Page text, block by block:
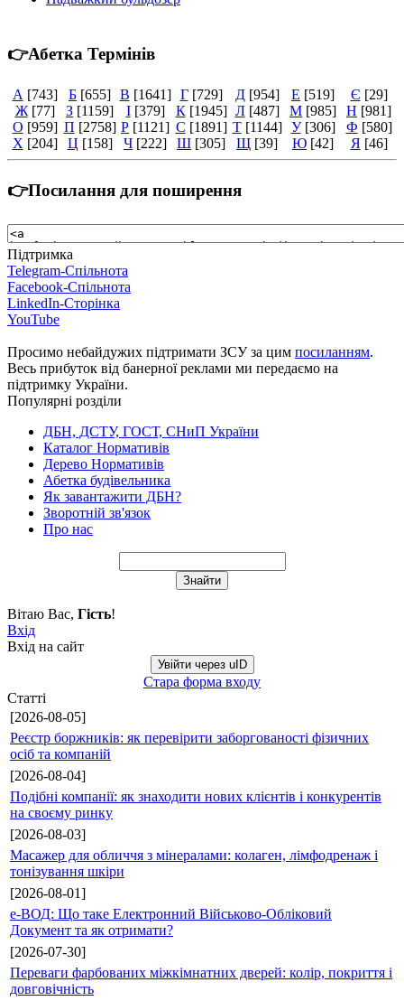
👉Абетка Термінів
А [743] Б [655] В [1641] Г [729] Д [954] Е [519] Є [29]
Ж [77] З [1159] І [379] К [1945] Л [487] М [985] Н [981]
О [959] П [2758] Р [1121] С [1891] Т [1144] У [306] Ф [580]
Х [204] Ц [158] Ч [222] Ш [305] Щ [39] Ю [42] Я [46]
👉Посилання для поширення
Підтримка
Telegram-Спільнота
Facebook-Спільнота
LinkedIn-Сторінка
YouTube
Просимо небайдужих підтримати ЗСУ за цим посиланням.
Весь прибуток від банерної реклами ми передаємо на
підтримку України.
Популярні розділи
ДБН, ДСТУ, ГОСТ, СНиП України
Каталог Нормативів
Дерево Нормативів
Абетка будівельника
Як завантажити ДБН?
Зворотній зв'язок
Про нас
Вітаю Вас, Гість!
Вхід
Вхід на сайт
Увійти через uID
Стара форма входу
Статті
[2026-08-05]
Реєстр боржників: як перевірити заборгованості фізичних
осіб та компаній
[2026-08-04]
Подібні компанії: як знаходити нових клієнтів і конкурентів
на своєму ринку
[2026-08-03]
Масажер для обличчя з мінералами: колаген, лімфодренаж і
тонізування шкіри
[2026-08-01]
е-ВОД: Що таке Електронний Військово-Обліковий
Документ та як отримати?
[2026-07-30]
Переваги фарбованих міжкімнатних дверей: колір, покриття і
довговічність